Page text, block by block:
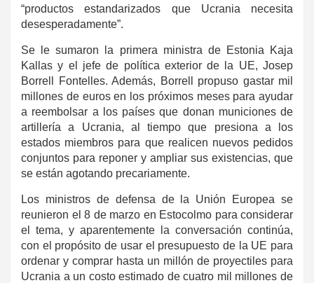
“productos estandarizados que Ucrania necesita
desesperadamente”.
Se le sumaron la primera ministra de Estonia Kaja
Kallas y el jefe de política exterior de la UE, Josep
Borrell Fontelles. Además, Borrell propuso gastar mil
millones de euros en los próximos meses para ayudar
a reembolsar a los países que donan municiones de
artillería a Ucrania, al tiempo que presiona a los
estados miembros para que realicen nuevos pedidos
conjuntos para reponer y ampliar sus existencias, que
se están agotando precariamente.
Los ministros de defensa de la Unión Europea se
reunieron el 8 de marzo en Estocolmo para considerar
el tema, y aparentemente la conversación continúa,
con el propósito de usar el presupuesto de la UE para
ordenar y comprar hasta un millón de proyectiles para
Ucrania a un costo estimado de cuatro mil millones de